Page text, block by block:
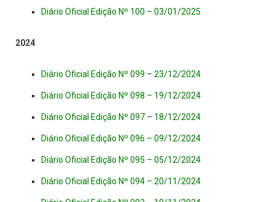
Diário Oficial Edição Nº 100 – 03/01/2025
2024
Diário Oficial Edição Nº 099 – 23/12/2024
Diário Oficial Edição Nº 098 – 19/12/2024
Diário Oficial Edição Nº 097 – 18/12/2024
Diário Oficial Edição Nº 096 – 09/12/2024
Diário Oficial Edição Nº 095 – 05/12/2024
Diário Oficial Edição Nº 094 – 20/11/2024